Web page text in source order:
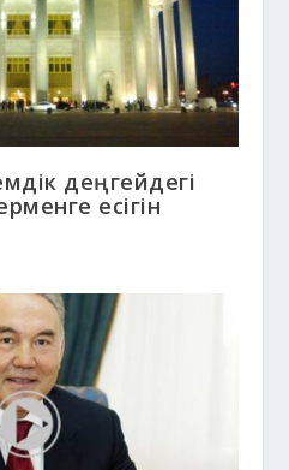
деңгейдегі
есігін